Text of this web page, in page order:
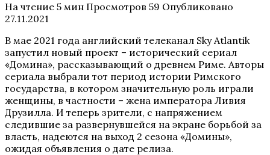
На чтение 5 мин Просмотров 59 Опубликовано
27.11.2021
В мае 2021 года английский телеканал Sky Atlantik
запустил новый проект – исторический сериал
«Домина», рассказывающий о древнем Риме. Авторы
сериала выбрали тот период истории Римского
государства, в котором значительную роль играли
женщины, в частности – жена императора Ливия
Друзилла. И теперь зрители, с напряжением
следившие за развернувшейся на экране борьбой за
власть, надеются на выход 2 сезона «Домины»,
ожидая объявления о дате релиза.